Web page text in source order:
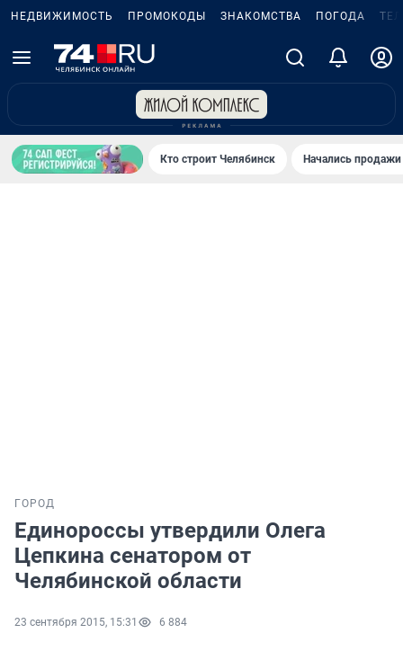
НЕДВИЖИМОСТЬ ПРОМОКОДЫ ЗНАКОМСТВА ПОГОДА
Кто строит Челябинск Начались продажи
ГОРОД
Единороссы утвердили Олега
Цепкина сенатором от
Челябинской области
23 сентября 2015, 15:31 6 884